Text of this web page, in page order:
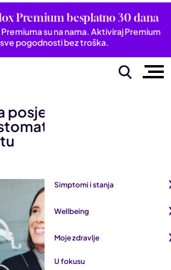
Premium besplatno 30 dana
su na nama. Aktiviraj Premium
sve pogodnosti bez troška.
Simptomi i stanja
Bubrezi i mokraćni sustav
Dišni sustav
Wellbeing
Moje zdravlje
Pogledaj sve iz kategorije
U fokusu
posjet zubaru: Sve što
na